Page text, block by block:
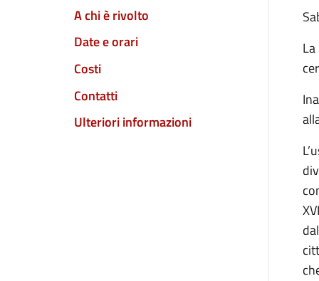
A chi è rivolto
Date e orari
Costi
Contatti
Ulteriori informazioni